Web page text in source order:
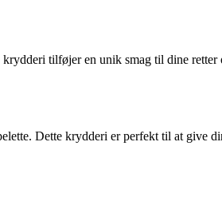
tilføjer en unik smag til dine
Dette krydderi er perfekt til at give